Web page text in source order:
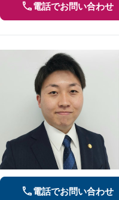
電話でお問い合わせ
電話でお問い合わせ